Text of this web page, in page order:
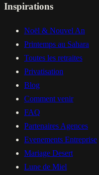
Inspirations
Noël & Nouvel An
Printemps au Sahara
Toutes les retraites
Privatisation
Blog
Comment venir
FAQ
Partenaires Agences
Evenements Entreprise
Mariage Desert
Lune de Miel